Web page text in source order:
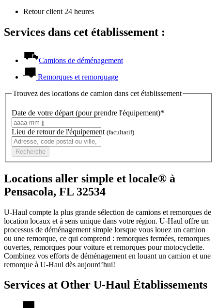
Retour client 24 heures
Services dans cet établissement :
Camions de déménagement
Remorques et remorquage
Trouvez des locations de camion dans cet établissement
Date de votre départ (pour prendre l'équipement)*
Lieu de retour de l'équipement (facultatif)
Recherche
Locations aller simple et locale® à
Pensacola, FL 32534
U-Haul compte la plus grande sélection de camions et remorques de
location locaux et à sens unique dans votre région. U-Haul offre un
processus de déménagement simple lorsque vous louez un camion
ou une remorque, ce qui comprend : remorques fermées, remorques
ouvertes, remorques pour voiture et remorques pour motocyclette.
Combinez vos efforts de déménagement en louant un camion et une
remorque à U-Haul dès aujourd’hui!
Services at Other U-Haul Établissements